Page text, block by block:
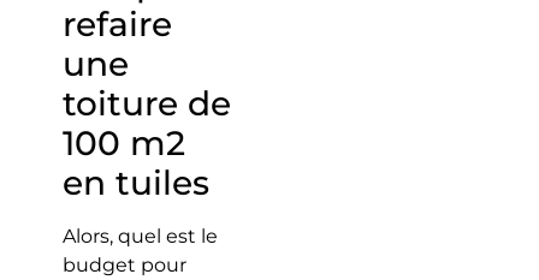
refaire
une
toiture de
100 m2
en tuiles
Alors, quel est le
budget pour